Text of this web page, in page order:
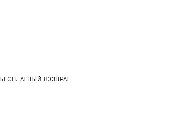
БЕСПЛАТНЫЙ ВОЗВРАТ